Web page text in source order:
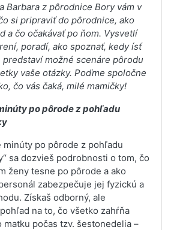
Barbara z pôrodnice Bory vám v
si pripraviť do pôrodnice, ako
a čo očakávať po ňom. Vysvetlí
poradí, ako spoznať, kedy ísť
možné scenáre pôrodu
vaše otázky. Poďme spoločne
čo vás čaká, milé mamičky!
po pôrode z pohľadu
minúty po pôrode z pohľadu
sa dozvieš podrobnosti o tom, čo
ženy tesne po pôrode a ako
zabezpečuje jej fyzickú a
Získaš odborný, ale
na to, čo všetko zahŕňa
matku počas tzv. šestonedelia –